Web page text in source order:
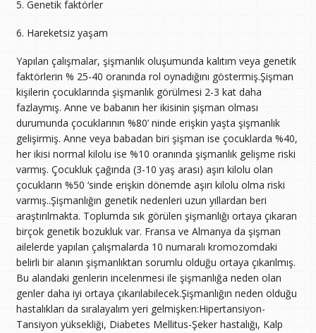
5. Genetik faktörler
6. Hareketsiz yaşam
Yapılan çalışmalar, şişmanlık oluşumunda kalıtım veya genetik
faktörlerin % 25-40 oranında rol oynadığını göstermiş.Şişman
kişilerin çocuklarında şişmanlık görülmesi 2-3 kat daha
fazlaymış. Anne ve babanın her ikisinin şişman olması
durumunda çocuklarının %80’ ninde erişkin yaşta şişmanlık
gelişirmiş. Anne veya babadan biri şişman ise çocuklarda %40,
her ikisi normal kilolu ise %10 oranında şişmanlık gelişme riski
varmış. Çocukluk çağında (3-10 yaş arası) aşırı kilolu olan
çocukların %50 ‘sinde erişkin dönemde aşırı kilolu olma riski
varmış..Şişmanlığın genetik nedenleri uzun yıllardan beri
araştırılmakta. Toplumda sık görülen şişmanlığı ortaya çıkaran
birçok genetik bozukluk var. Fransa ve Almanya da şişman
ailelerde yapılan çalışmalarda 10 numaralı kromozomdaki
belirli bir alanın şişmanlıktan sorumlu olduğu ortaya çıkarılmış.
Bu alandaki genlerin incelenmesi ile şişmanlığa neden olan
genler daha iyi ortaya çıkarılabilecek.Şişmanlığın neden olduğu
hastalıkları da sıralayalım yeri gelmişken:Hipertansiyon-
Tansiyon yüksekliği, Diabetes Mellitus-Şeker hastalığı, Kalp